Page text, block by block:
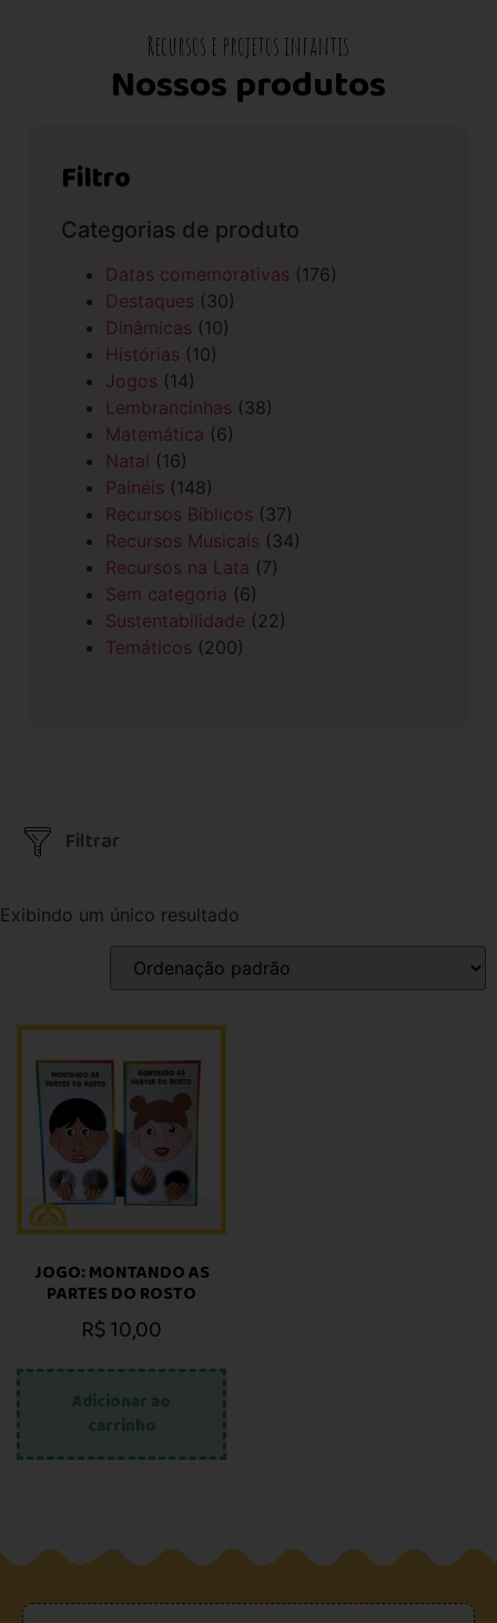
Recursos e projetos infantis
Nossos produtos
Filtro
Categorias de produto
Datas comemorativas (176)
Destaques (30)
Dinâmicas (10)
Histórias (10)
Jogos (14)
Lembrancinhas (38)
Matemática (6)
Natal (16)
Painéis (148)
Recursos Bíblicos (37)
Recursos Musicais (34)
Recursos na Lata (7)
Sem categoria (6)
Sustentabilidade (22)
Temáticos (200)
Filtrar
Exibindo um único resultado
JOGO: MONTANDO AS
PARTES DO ROSTO
R$10,00
Adicionar ao
carrinho